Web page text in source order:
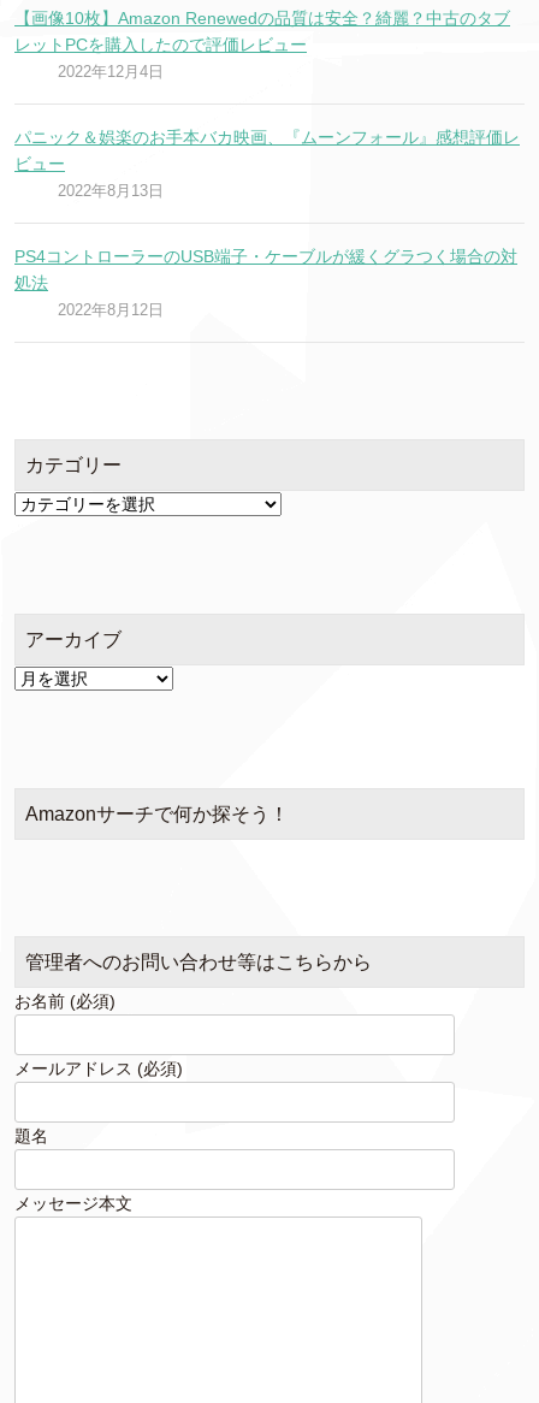
【画像10枚】Amazon Renewedの品質は安全？綺麗？中古のタブ
レットPCを購入したので評価レビュー
2022年12月4日
パニック＆娯楽のお手本バカ映画、『ムーンフォール』感想評価レ
ビュー
2022年8月13日
PS4コントローラーのUSB端子・ケーブルが緩くグラつく場合の対
処法
2022年8月12日
カテゴリー
カ
アーカイブ
ア
Amazonサーチで何か探そう！
管理者へのお問い合わせ等はこちらから
お名前 (必須)
メールアドレス (必須)
題名
メッセージ本文